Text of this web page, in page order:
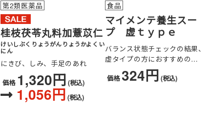
桂枝茯苓丸料加薏苡仁
けいしぶくりょうがんりょうかよくい
にん
第2類医薬品
にきび、しみ、手足のあれ
価格 1,320円 (税込)
1,056円 (税込)
マイメンテ養生スー
プ 虚ｔｙｐｅ
食品
バランス状態チェックの結果、
虚タイプの方におすすめの…
価格 324円 (税込)